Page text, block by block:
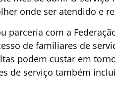
onde ser atendido e
parceria com a
de familiares de
podem custar em
de serviço também